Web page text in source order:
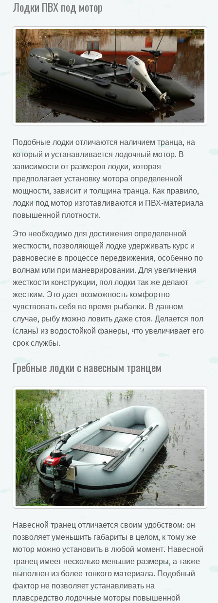
Лодки ПВХ под мотор
Подобные лодки отличаются наличием транца, на
который и устанавливается лодочный мотор. В
зависимости от размеров лодки, которая
предполагает установку мотора определенной
мощности, зависит и толщина транца. Как правило,
лодки под мотор изготавливаются и ПВХ-материала
повышенной плотности.
Это необходимо для достижения определенной
жесткости, позволяющей лодке удерживать курс и
равновесие в процессе передвижения, особенно по
волнам или при маневрировании. Для увеличения
жесткости конструкции, пол лодки так же делают
жестким. Это дает возможность комфортно
чувствовать себя во время рыбалки. В данном
случае, рыбу можно ловить даже стоя. Делается пол
(слань) из водостойкой фанеры, что увеличивает его
срок службы.
Гребные лодки с навесным транцем
Навесной транец отличается своим удобством: он
позволяет уменьшить габариты в целом, к тому же
мотор можно установить в любой момент. Навесной
транец имеет несколько меньшие размеры, а также
выполнен из более тонкого материала. Подобный
фактор не позволяет устанавливать на
плавсредство лодочные моторы повышенной